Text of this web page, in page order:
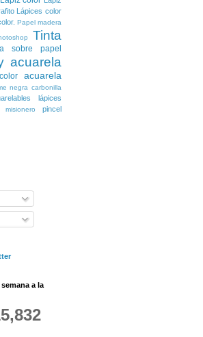
Lápices color
Papel madera
Tinta
sobre papel
acuarela
acuarela
negra carbonilla
lápices
misionero pincel
a la